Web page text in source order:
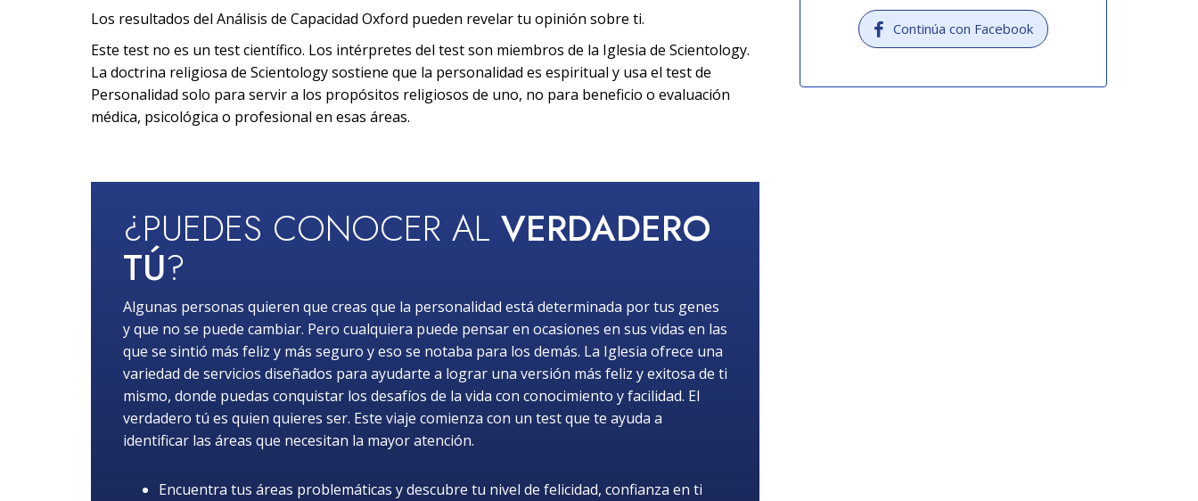
Continúa con Facebook
Los resultados del Análisis de Capacidad Oxford pueden revelar tu opinión sobre ti.
Este test no es un test científico. Los intérpretes del test son miembros de la Iglesia de Scientology.
La doctrina religiosa de Scientology sostiene que la personalidad es espiritual y usa el test de
Personalidad solo para servir a los propósitos religiosos de uno, no para beneficio o evaluación
médica, psicológica o profesional en esas áreas.
¿PUEDES CONOCER AL VERDADERO
TÚ?
Algunas personas quieren que creas que la personalidad está determinada por tus genes
y que no se puede cambiar. Pero cualquiera puede pensar en ocasiones en sus vidas en las
que se sintió más feliz y más seguro y eso se notaba para los demás. La Iglesia ofrece una
variedad de servicios diseñados para ayudarte a lograr una versión más feliz y exitosa de ti
mismo, donde puedas conquistar los desafíos de la vida con conocimiento y facilidad. El
verdadero tú es quien quieres ser. Este viaje comienza con un test que te ayuda a
identificar las áreas que necesitan la mayor atención.
Encuentra tus áreas problemáticas y descubre tu nivel de felicidad, confianza en ti